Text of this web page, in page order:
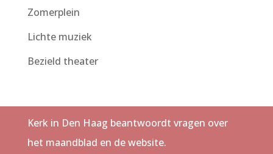
Zomerplein
Lichte muziek
Bezield theater
Kerk in Den Haag beantwoordt vragen over
het maandblad en de website.